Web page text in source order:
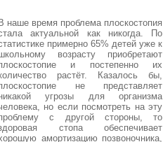
наше время проблема плоскостопия
актуальной как никогда. По
примерно 65% детей уже к
возрасту приобретают
и постепенно их
растёт.
Казалось бы,
не представляет
угрозы для организма
но если посмотреть на эту
с другой стороны, то
стопа обеспечивает
амортизацию позвоночника,